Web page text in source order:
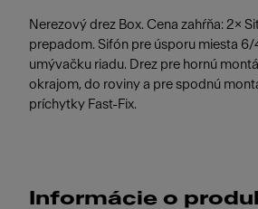
Nerezový drez Box. Cena zahŕňa: 2×
prepadom. Sifón pre úsporu miesta 6/
umývačku riadu. Drez pre hornú
okrajom, do roviny a pre spodnú
príchytky Fast-Fix.
Informácie o